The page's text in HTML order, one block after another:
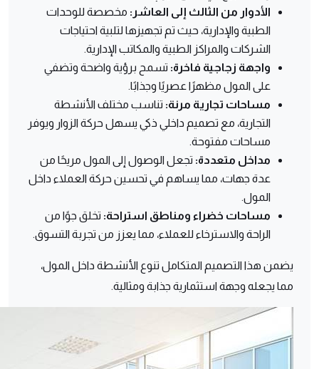
الأدوار من الثالث إلى العاشر: مخصصة للوحدات
الطبية والإدارية، حيث تم تجهيزها لتلبية احتياجات
الشركات والمراكز الطبية والمكاتب الإدارية.
واجهة زجاجية فاخرة: تسمح برؤية واضحة وتضفي
على المول مظهرًا عصريًا وجذابًا.
مساحات تجارية مرنة: تناسب مختلف الأنشطة
التجارية، مع تصميم داخلي ذكي يسهل حركة الزوار ويوفر
مساحات مفتوحة.
مداخل متعددة: تجعل الوصول إلى المول مريحًا من
عدة جهات، مما يساهم في تحسين حركة العملاء داخل
المول.
مساحات خضراء ومناطق استراحة: تخلق جوًا من
الراحة والاسترخاء للعملاء، مما يعزز من تجربة التسوق.
يضمن هذا التصميم المتكامل تنوع الأنشطة داخل المول،
مما يجعله وجهة استثمارية جذابة ومثالية.